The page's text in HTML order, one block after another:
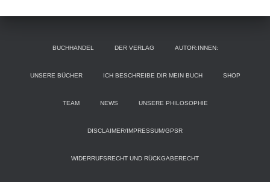
BUCHHANDEL DER VERLAG AUTOR:INNEN:
UNSERE BÜCHER ICH BESCHREIBE DIR MEIN BUCH SHOP
TEAM NEWS UNSERE PHILOSOPHIE
DISCLAIMER/IMPRESSUM/GPSR
WIDERRUFSRECHT UND RÜCKGABERECHT